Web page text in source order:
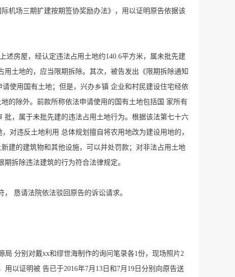
机场三期扩建按期签协奖励办法》，用以证明原告依据该
房屋，经认定违法占用土地约140.6平方米，属未批先建
土地的，应当限期拆除。其次，被告发出《限期拆除通知
使用国有土地；但是，兴办乡镇 企业和村民建设住宅经依
的除外。前款所称依法申请使用的国有土地包括国 家所有
，属于未批先建的违法占用土地行为。根据该法第七十六
对违反土地利用 总体规划擅自将农用地改为建设用地的，
建的建筑物和其他设施，可以并处罚款；对非法占用土地
拆除违法建筑的行为符合法律规定。
恳请法院依法驳回原告的诉讼请求。
分别对戴xx和缪世海制作的询问笔录各1份，现场照片2
以证明被 告已于2016年7月13日和7月19日分别向原告送